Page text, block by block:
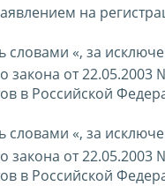
на
словами «, за
закона от
в Российской
словами «, за
закона от
в Российской